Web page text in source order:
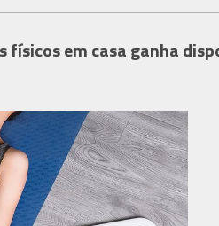
físicos em casa ganha